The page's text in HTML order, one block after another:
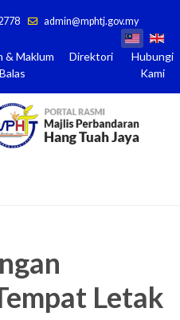
admin@mphtj.gov.my
& Maklum
Balas
Direktori
Hubungi
Kami
Letak